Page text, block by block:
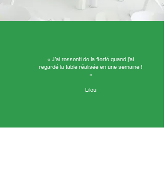
« J’ai ressenti de la fierté quand j’ai
regardé la table réalisée en une semaine !
»
Lilou